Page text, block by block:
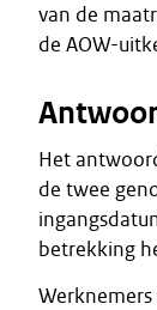
van de
de AOW-
Het
de twee
betrekking